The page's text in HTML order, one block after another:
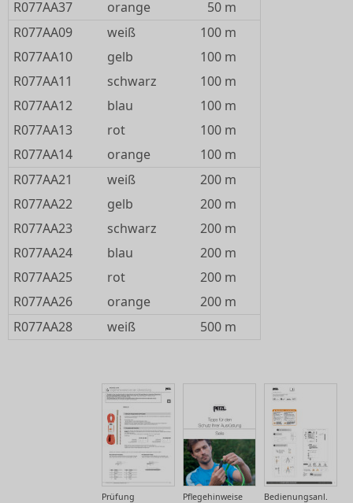
R077AA37
orange
50 m
R077AA09
weiß
100 m
R077AA10
gelb
100 m
R077AA11
schwarz
100 m
R077AA12
blau
100 m
R077AA13
rot
100 m
R077AA14
orange
100 m
R077AA21
weiß
200 m
R077AA22
gelb
200 m
R077AA23
schwarz
200 m
R077AA24
blau
200 m
R077AA25
rot
200 m
R077AA26
orange
200 m
R077AA28
weiß 500 m
Bedienungsanl.
Pflegehinweise
Prüfung